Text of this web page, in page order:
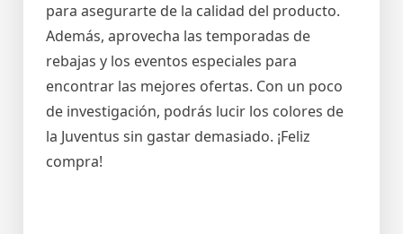
para asegurarte de la calidad del producto.
Además, aprovecha las temporadas de
rebajas y los eventos especiales para
encontrar las mejores ofertas. Con un poco
de investigación, podrás lucir los colores de
la Juventus sin gastar demasiado. ¡Feliz
compra!